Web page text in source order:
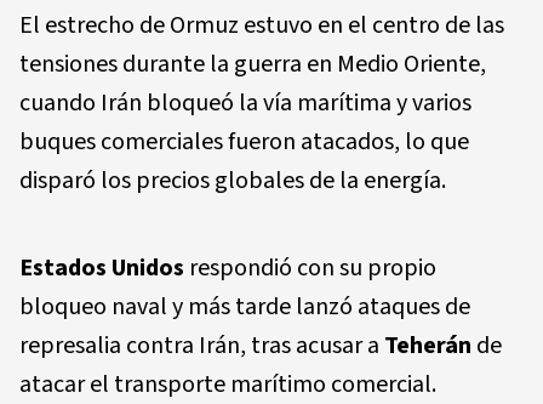
El estrecho de Ormuz estuvo en el centro de las
tensiones durante la guerra en Medio Oriente,
cuando Irán bloqueó la vía marítima y varios
buques comerciales fueron atacados, lo que
disparó los precios globales de la energía.
Estados Unidos respondió con su propio
bloqueo naval y más tarde lanzó ataques de
represalia contra Irán, tras acusar a Teherán de
atacar el transporte marítimo comercial.